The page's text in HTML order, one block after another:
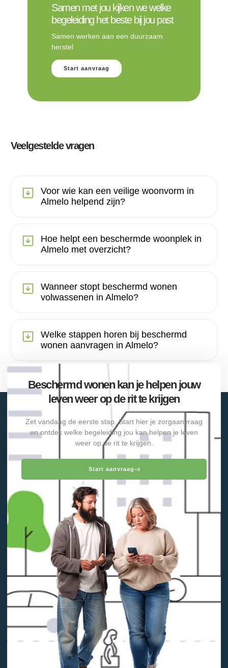
Samen met jou kijken we welke
begeleiding het beste bij jou past
Samen werken aan een duurzaam
herstel
Start aanvraag
Veelgestelde vragen
Voor wie kan een veilige woonvorm in
Almelo helpend zijn?
Hoe helpt een beschermde woonplek in
Almelo met overzicht?
Wanneer stopt beschermd wonen
volwassenen in Almelo?
Welke stappen horen bij beschermd
wonen aanvragen in Almelo?
Beschermd wonen kan je helpen jouw
leven weer op de rit te krijgen
Zet vandaag de eerste stap. Start hier je zorgaanvraag
en ontdek welke begeleiding jou kan helpen je leven
weer op de rit te krijgen.
Start aanvraag